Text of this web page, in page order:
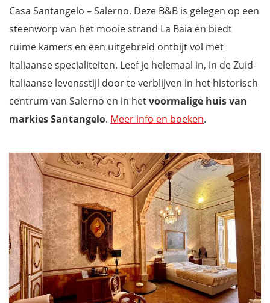
Mareluna Penthouse – Luxury Suites
B&B Armonia
B&B Acquasalata
Capofortuna B&B Salerno Centro
Mis niets tijdens je rondreis langs de Amalfikust met onze
reisgids
Casa Santangelo – Salerno. Deze B&B is gelegen op een
steenworp van het mooie strand La Baia en biedt
ruime kamers en een uitgebreid ontbijt vol met
Italiaanse specialiteiten. Leef je helemaal in, in de Zuid-
Italiaanse levensstijl door te verblijven in het historisch
centrum van Salerno en in hetvoormalige huis van
markies Santangelo. Meer info en boeken.